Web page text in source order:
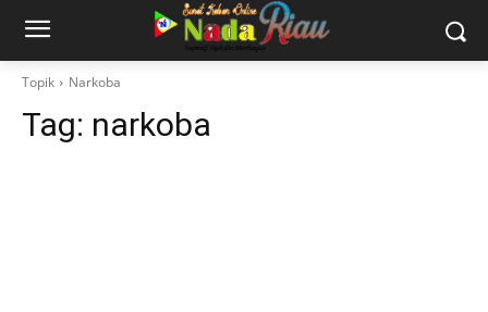
Topik Narkoba
Tag: narkoba